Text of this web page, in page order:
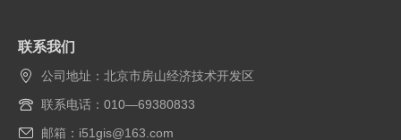
联系我们
公司地址：北京市房山经济技术开发区
联系电话：010—69380833
邮箱：i51gis@163.com